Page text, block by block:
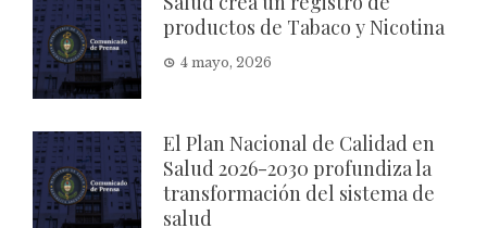
productos de Tabaco y Nicotina
4 mayo, 2026
El Plan Nacional de Calidad en
Salud 2026-2030 profundiza la
transformación del sistema de
salud